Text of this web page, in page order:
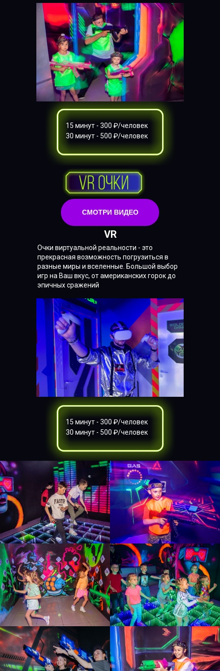
15 минут - 300 ₽/человек
30 минут - 500 ₽/человек
Очки виртуальной реальности - это
прекрасная возможность погрузиться в
разные миры и вселенные. Большой выбор
игр на Ваш вкус, от американских горок до
эпичных сражений
15 минут - 300 ₽/человек
30 минут - 500 ₽/человек
VR
СМОТРИ ВИДЕО